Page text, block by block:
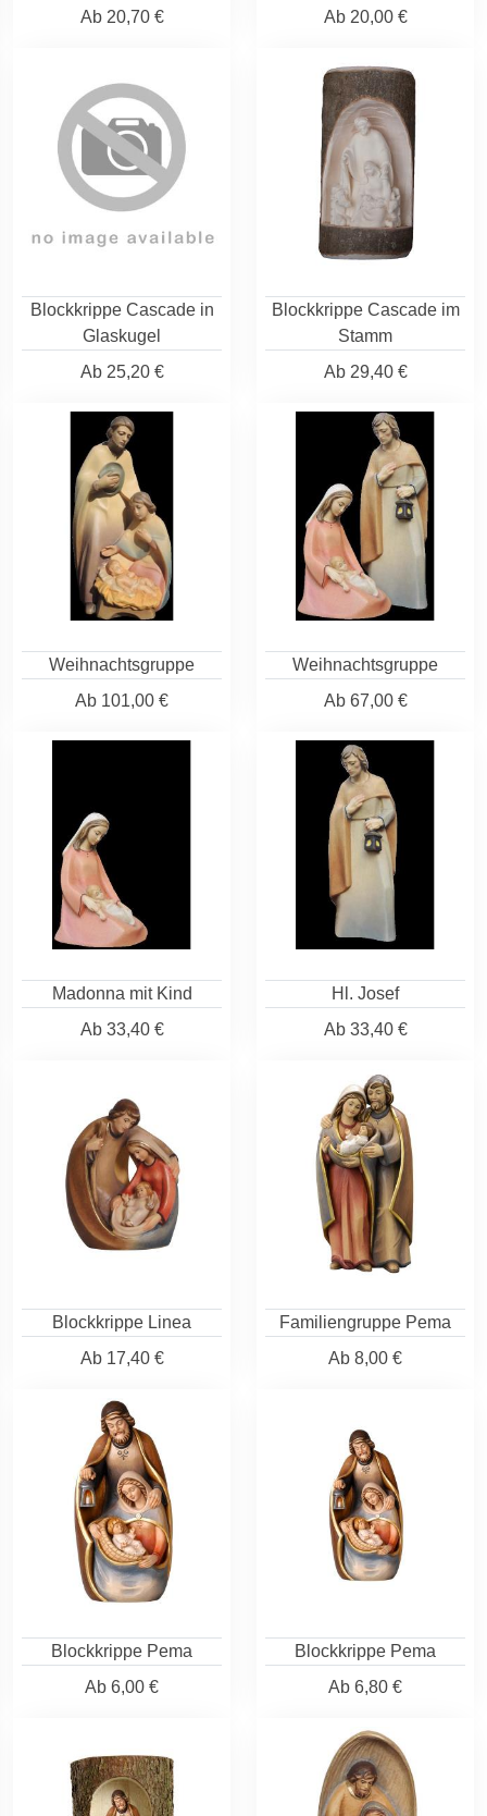
Ab20,70 €
Ab20,00 €
Blockkrippe Cascade in
Glaskugel
Ab25,20 €
Blockkrippe Cascade im
Stamm
Ab29,40 €
Weihnachtsgruppe
Ab 101,00 €
Weihnachtsgruppe
Ab67,00 €
Madonna mit Kind
Ab33,40 €
Hl. Josef
Ab33,40 €
Blockkrippe Linea
Ab17,40 €
Familiengruppe Pema
Ab 8,00 €
Blockkrippe Pema
Ab 6,00 €
Blockkrippe Pema
Ab 6,80 €